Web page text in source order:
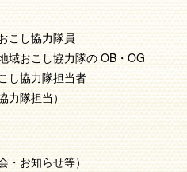
こし協力隊員
域おこし協力隊の OB・OG
し協力隊担当者
力隊担当）
・お知らせ等）